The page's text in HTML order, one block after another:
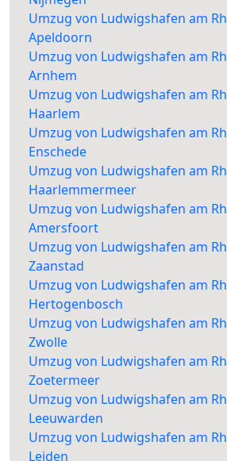
Umzug von Ludwigshafen am
Apeldoorn
Umzug von Ludwigshafen am
Arnhem
Umzug von Ludwigshafen am
Haarlem
Umzug von Ludwigshafen am
Enschede
Umzug von Ludwigshafen am
Haarlemmermeer
Umzug von Ludwigshafen am
Amersfoort
Umzug von Ludwigshafen am
Zaanstad
Umzug von Ludwigshafen am
Hertogenbosch
Umzug von Ludwigshafen am
Zwolle
Umzug von Ludwigshafen am
Zoetermeer
Umzug von Ludwigshafen am
Leeuwarden
Umzug von Ludwigshafen am
Leiden